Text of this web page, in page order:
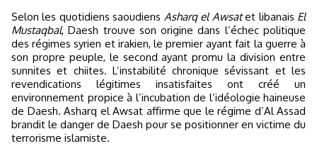
Selon les quotidiens saoudiens Asharq el Awsatet libanais El
Mustaqbal, Daesh trouve son origine dans l’échec politique
des régimes syrien et irakien, le premier ayant fait la guerre à
son propre peuple, le second ayant promu la division entre
sunnites et chiites. L’instabilité chronique sévissant et les
revendications légitimes insatisfaites ont créé un
environnement propice à l’incubation de l’idéologie haineuse
de Daesh. Asharq el Awsat affirme que le régime d’Al Assad
brandit le danger de Daesh pour se positionner en victime du
terrorisme islamiste.